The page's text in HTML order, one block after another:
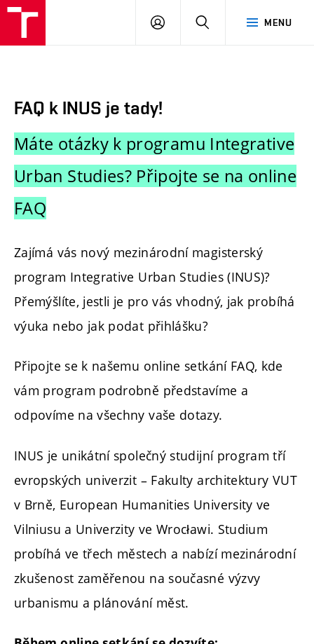
MENU
PŘIHLÁSIT
FAQ k INUS je tady!
Máte otázky k programu Integrative
Urban Studies? Připojte se na online
FAQ
Zajímá vás nový mezinárodní magisterský
program Integrative Urban Studies (INUS)?
Přemýšlíte, jestli je pro vás vhodný, jak probíhá
výuka nebo jak podat přihlášku?
Připojte se k našemu online setkání FAQ, kde
vám program podrobně představíme a
odpovíme na všechny vaše dotazy.
INUS je unikátní společný studijní program tří
evropských univerzit – Fakulty architektury VUT
v Brně, European Humanities University ve
Vilniusu a Univerzity ve Wrocławi. Studium
probíhá ve třech městech a nabízí mezinárodní
zkušenost zaměřenou na současné výzvy
urbanismu a plánování měst.